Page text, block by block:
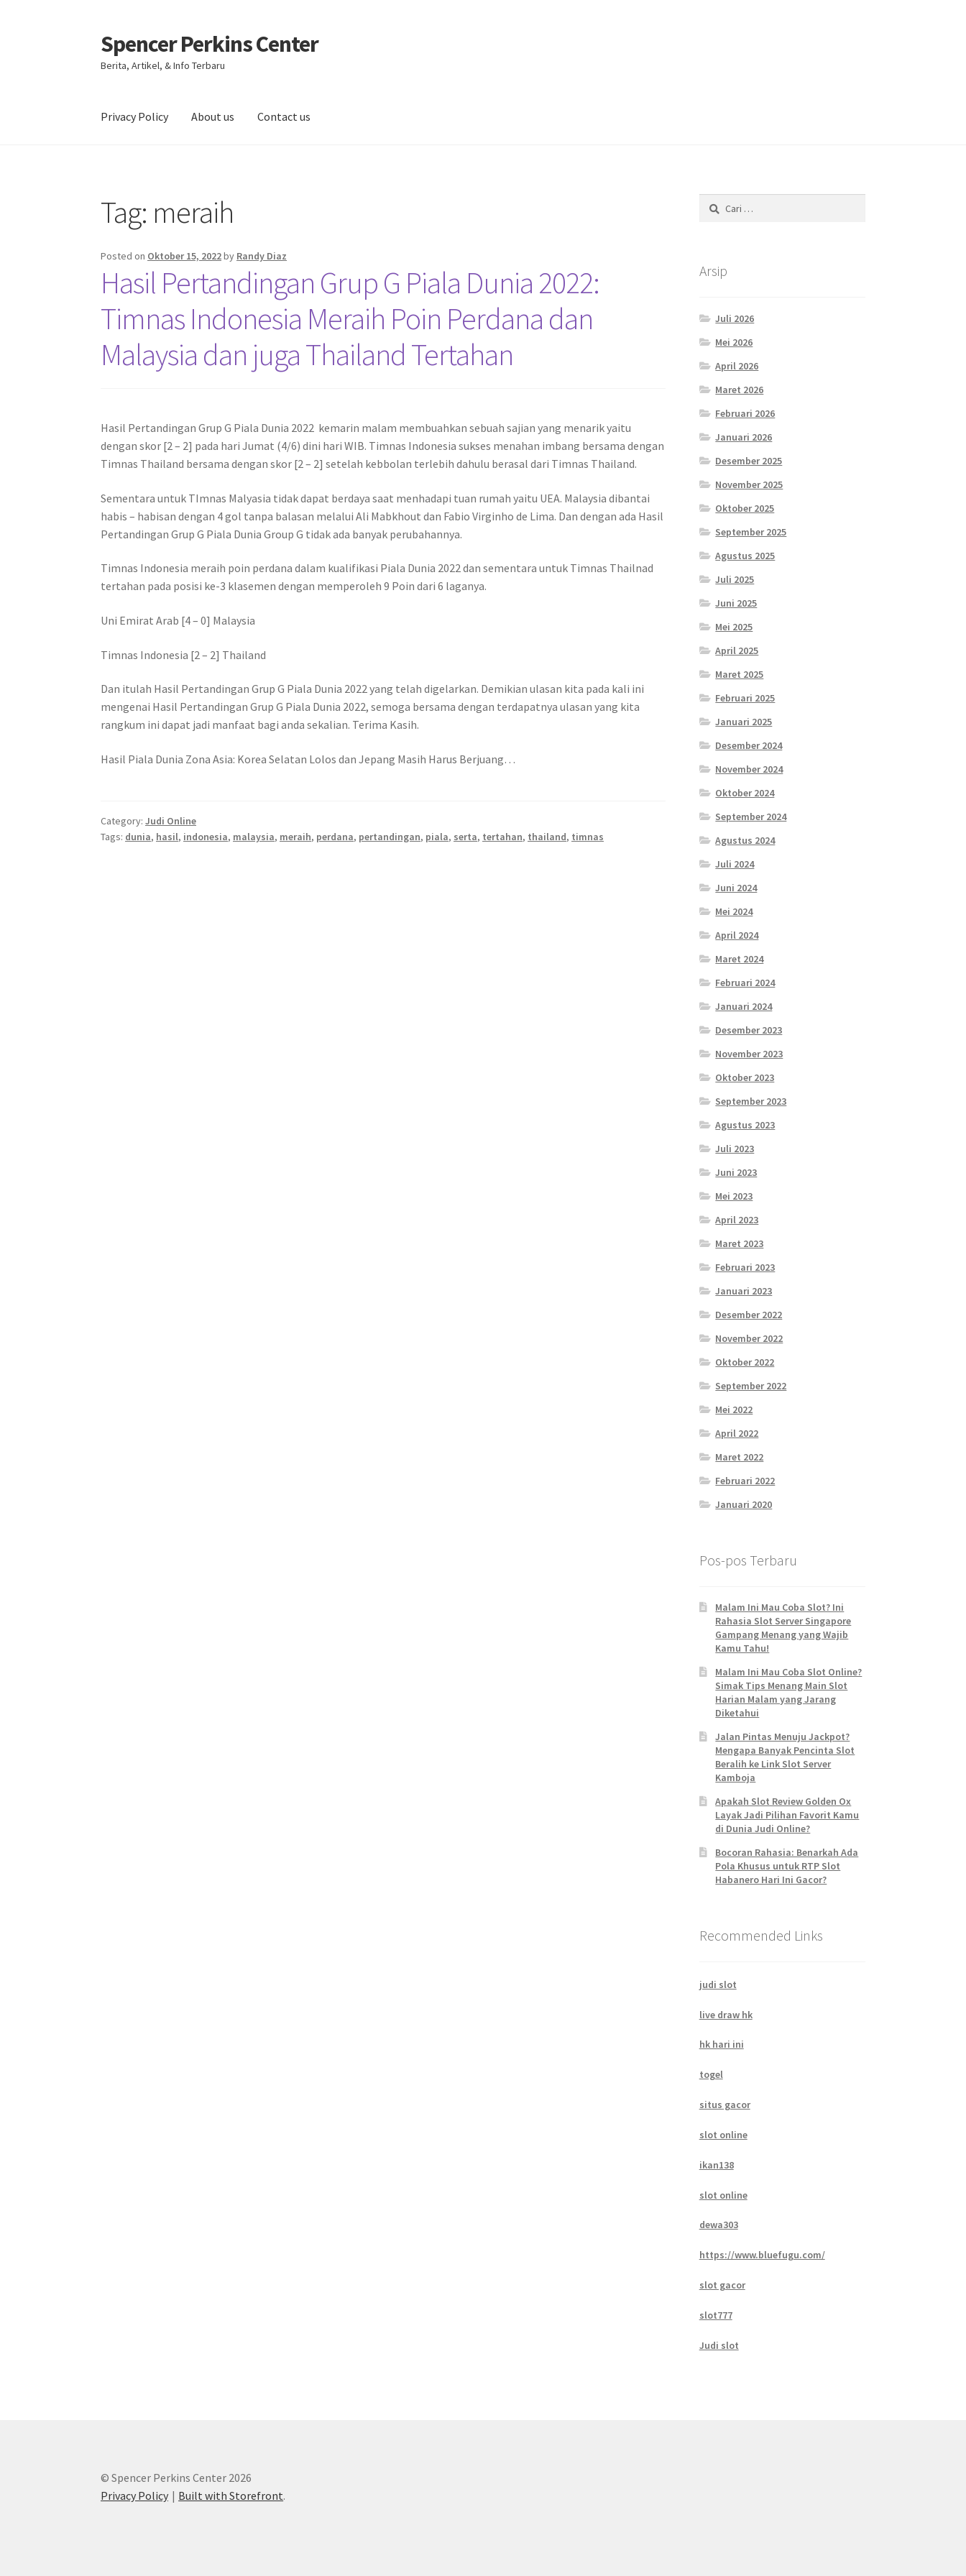
Skip
to
navigation
Skip
to
content
Spencer Perkins Center
Berita, Artikel, & Info Terbaru
Privacy Policy About us Contact us
Tag: meraih
Posted on Oktober 15, 2022by Randy Diaz
Hasil Pertandingan Grup G Piala Dunia 2022:
Timnas Indonesia Meraih Poin Perdana dan
Malaysia dan juga Thailand Tertahan
Hasil Pertandingan Grup G Piala Dunia 2022 kemarin malam membuahkan sebuah sajian yang menarik yaitu
dengan skor [2 – 2] pada hari Jumat (4/6) dini hari WIB. Timnas Indonesia sukses menahan imbang bersama dengan
Timnas Thailand bersama dengan skor [2 – 2] setelah kebbolan terlebih dahulu berasal dari Timnas Thailand.
Sementara untuk TImnas Malyasia tidak dapat berdaya saat menhadapi tuan rumah yaitu UEA. Malaysia dibantai
habis – habisan dengan 4 gol tanpa balasan melalui Ali Mabkhout dan Fabio Virginho de Lima. Dan dengan ada Hasil
Pertandingan Grup G Piala Dunia Group G tidak ada banyak perubahannya.
Timnas Indonesia meraih poin perdana dalam kualifikasi Piala Dunia 2022 dan sementara untuk Timnas Thailnad
tertahan pada posisi ke-3 klasemen dengan memperoleh 9 Poin dari 6 laganya.
Uni Emirat Arab [4 – 0] Malaysia
Timnas Indonesia [2 – 2] Thailand
Dan itulah Hasil Pertandingan Grup G Piala Dunia 2022 yang telah digelarkan. Demikian ulasan kita pada kali ini
mengenai Hasil Pertandingan Grup G Piala Dunia 2022, semoga bersama dengan terdapatnya ulasan yang kita
rangkum ini dapat jadi manfaat bagi anda sekalian. Terima Kasih.
Hasil Piala Dunia Zona Asia: Korea Selatan Lolos dan Jepang Masih Harus Berjuang…
Category:Judi Online
Tags: dunia, hasil, indonesia, malaysia, meraih, perdana, pertandingan, piala, serta, tertahan, thailand, timnas
Cari
untuk:
Arsip
Juli 2026
Mei 2026
April 2026
Maret 2026
Februari 2026
Januari 2026
Desember 2025
November 2025
Oktober 2025
September 2025
Agustus 2025
Juli 2025
Juni 2025
Mei 2025
April 2025
Maret 2025
Februari 2025
Januari 2025
Desember 2024
November 2024
Oktober 2024
September 2024
Agustus 2024
Juli 2024
Juni 2024
Mei 2024
April 2024
Maret 2024
Februari 2024
Januari 2024
Desember 2023
November 2023
Oktober 2023
September 2023
Agustus 2023
Juli 2023
Juni 2023
Mei 2023
April 2023
Maret 2023
Februari 2023
Januari 2023
Desember 2022
November 2022
Oktober 2022
September 2022
Mei 2022
April 2022
Maret 2022
Februari 2022
Januari 2020
Pos-pos Terbaru
Malam Ini Mau Coba Slot? Ini
Rahasia Slot Server Singapore
Gampang Menang yang Wajib
Kamu Tahu!
Malam Ini Mau Coba Slot Online?
Simak Tips Menang Main Slot
Harian Malam yang Jarang
Diketahui
Jalan Pintas Menuju Jackpot?
Mengapa Banyak Pencinta Slot
Beralih ke Link Slot Server
Kamboja
Apakah Slot Review Golden Ox
Layak Jadi Pilihan Favorit Kamu
di Dunia Judi Online?
Bocoran Rahasia: Benarkah Ada
Pola Khusus untuk RTP Slot
Habanero Hari Ini Gacor?
Recommended Links
judi slot
live draw hk
hk hari ini
togel
situs gacor
slot online
ikan138
slot online
dewa303
https://www.bluefugu.com/
slot gacor
slot777
Judi slot
© Spencer Perkins Center 2026
Privacy Policy
Built with Storefront.